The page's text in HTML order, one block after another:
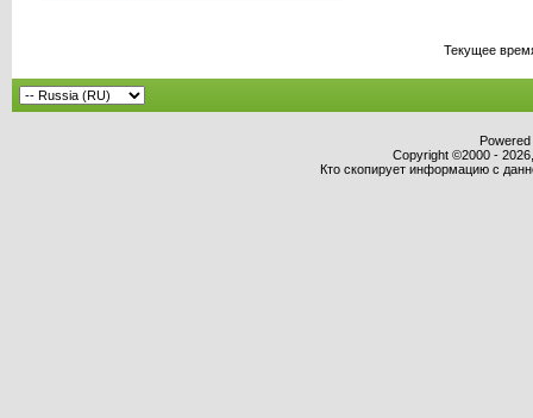
Текущее
Copyright ©2000 -
Кто скопирует информацию с